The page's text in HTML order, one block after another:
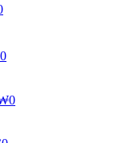
beloningen
0
0